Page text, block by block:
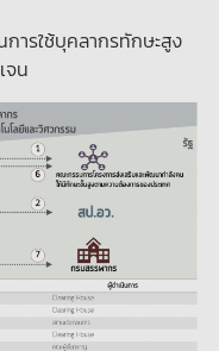
ารใช้บุคลากรทักษะสูง
จน